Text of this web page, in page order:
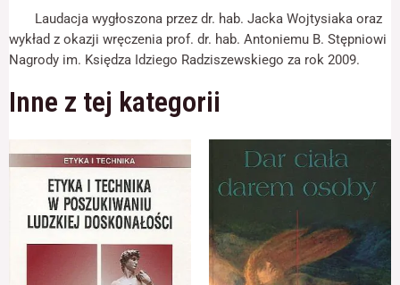
pośród
bytów
Laudacja wygłoszona przez dr. hab. Jacka Wojtysiaka oraz
wykład z okazji wręczenia prof. dr. hab. Antoniemu B. Stępniowi
Nagrody im. Księdza Idziego Radziszewskiego za rok 2009.
Inne z tej kategorii
Udostępniając
swoje
zainteresowania i
zachowania
zobaczenie
spersonalizowanych
treści i ofert.